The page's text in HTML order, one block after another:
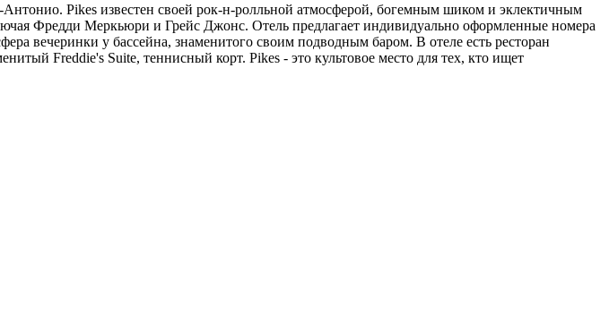
Pikes известен своей рок-н-ролльной атмосферой, богемным шиком и эклектичным
Фредди Меркьюри и Грейс Джонс. Отель предлагает индивидуально оформленные номера
вечеринки у бассейна, знаменитого своим подводным баром. В отеле есть ресторан
Freddie's Suite, теннисный корт. Pikes - это культовое место для тех, кто ищет